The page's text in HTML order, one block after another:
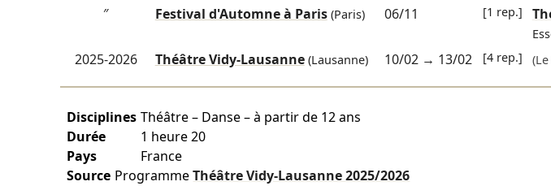
″ Festival d'Automne à Paris(Paris) 06/11 [1 rep.]
2025-2026 Théâtre Vidy-Lausanne(Lausanne) 10/02→ 13/02 [4 rep.]
Disciplines Théâtre – Danse – à partir de 12 ans
Durée
1 heure 20
Pays
France
Source ProgrammeThéâtre Vidy-Lausanne2025/2026